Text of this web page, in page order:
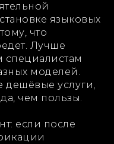
языковых
что
Лучше
моделей.
дешёвые услуги,
чем пользы.
если после